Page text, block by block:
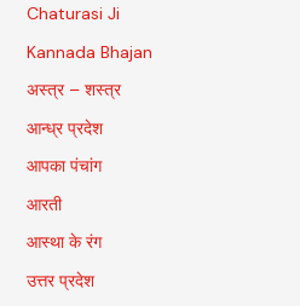
Chaturasi Ji
Kannada Bhajan
अस्त्र – शस्त्र
आन्ध्र प्रदेश
आपका पंचांग
आरती
आस्था के रंग
उत्तर प्रदेश